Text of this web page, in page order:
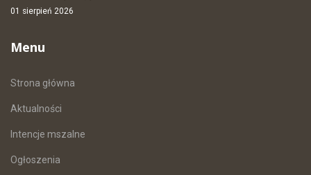
01 sierpień 2026
Menu
Strona główna
Aktualności
Intencje mszalne
Ogłoszenia